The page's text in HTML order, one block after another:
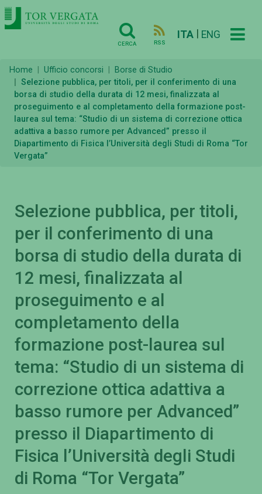
CERCA RSS
ITA ENG
Home Ufficio concorsi
Borse di Studio
Selezione pubblica, per titoli, per il conferimento di una
borsa di studio della durata di 12 mesi, finalizzata al
proseguimento e al completamento della formazione post-
laurea sul tema: “Studio di un sistema di correzione ottica
adattiva a basso rumore per Advanced” presso il
Diapartimento di Fisica l’Università degli Studi di Roma “Tor
Vergata”
Selezione pubblica, per titoli,
per il conferimento di una
borsa di studio della durata di
12 mesi, finalizzata al
proseguimento e al
completamento della
formazione post-laurea sul
tema: “Studio di un sistema di
correzione ottica adattiva a
basso rumore per Advanced”
presso il Diapartimento di
Fisica l’Università degli Studi
di Roma “Tor Vergata”